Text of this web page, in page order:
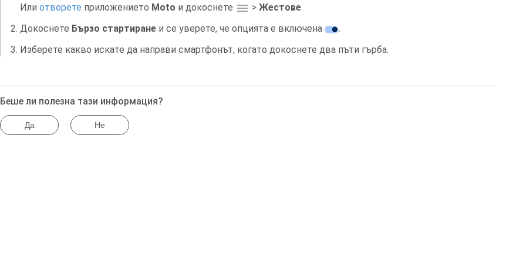
Или отворете приложението Moto и докоснете > Жестове.
Докоснете Бързо стартиранеи се уверете, че опцията е включена
.
Изберете какво искате да направи смартфонът, когато докоснете два пъти гърба.
Беше ли полезна тази информация?
Да Не